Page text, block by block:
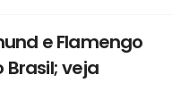
e Flamengo
veja